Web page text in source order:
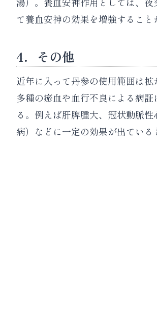
て養血安神の効果を増強すること
4．その他
近年に入って丹参の使用範囲は拡
多種の瘀血や血行不良による病証
る。例えば肝脾腫大、冠状動脈
病）などに一定の効果が出ている